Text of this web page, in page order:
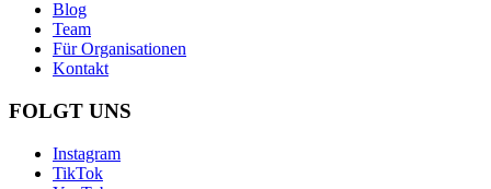
Blog
Team
Für Organisationen
Kontakt
FOLGT UNS
Instagram
TikTok